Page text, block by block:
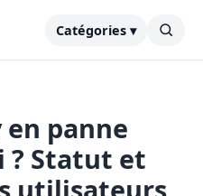
Catégories ▾
en panne
? Statut et